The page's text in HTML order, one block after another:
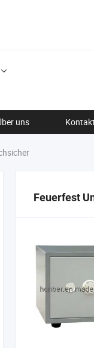
uns Kontakt
Feuerfest